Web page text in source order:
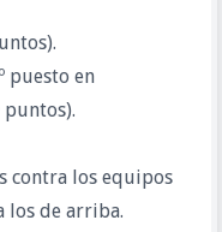
puesto en
contra los equipos
los de arriba.